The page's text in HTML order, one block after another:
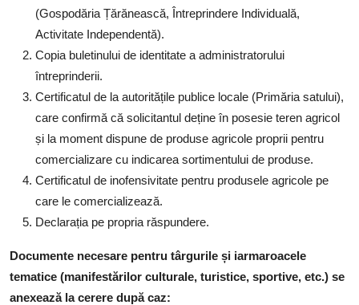
(Gospodăria Țărănească, Întreprindere Individuală,
Activitate Independentă).
Copia buletinului de identitate a administratorului
întreprinderii.
Certificatul de la autoritățile publice locale (Primăria satului),
care confirmă că solicitantul deține în posesie teren agricol
și la moment dispune de produse agricole proprii pentru
comercializare cu indicarea sortimentului de produse.
Certificatul de inofensivitate pentru produsele agricole pe
care le comercializează.
Declarația pe propria răspundere.
Documente necesare pentru târgurile și iarmaroacele
tematice (manifestărilor culturale, turistice, sportive, etc.) se
anexează la cerere după caz: